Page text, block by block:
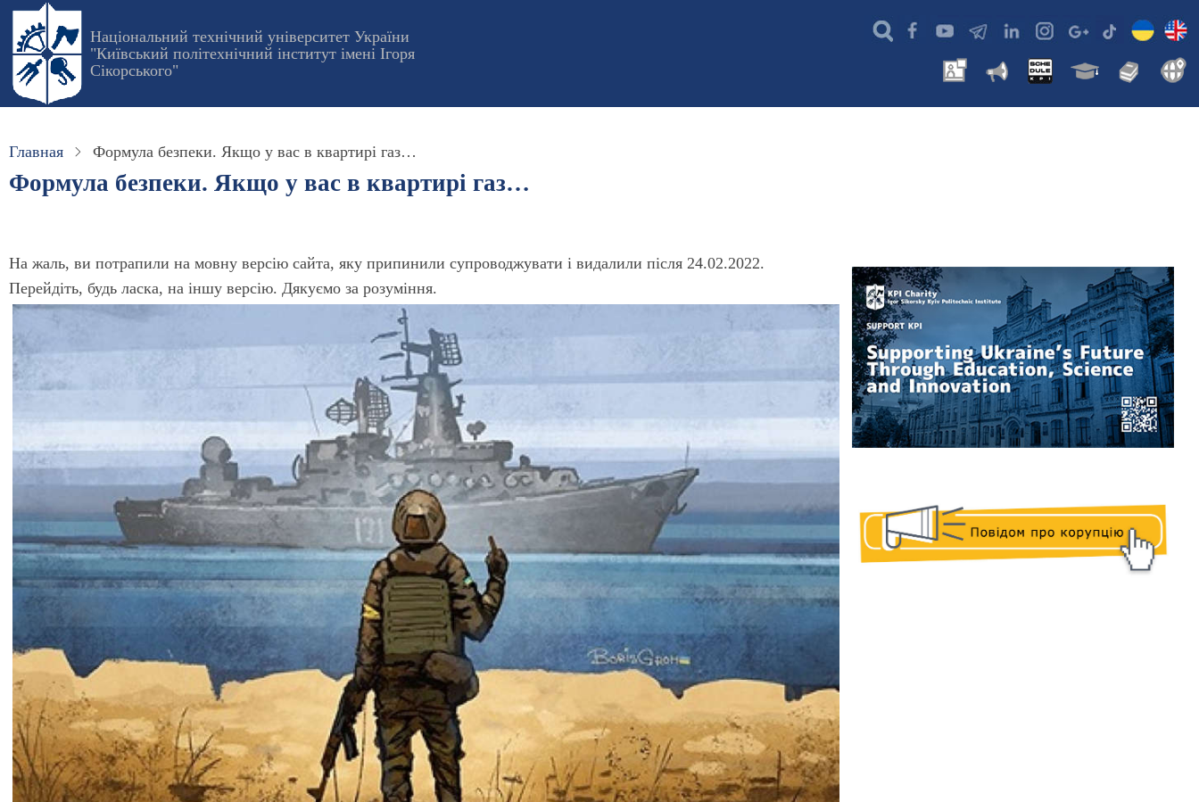
Перейти
основному
содержанию
Національний технічний університет України
"Київський політехнічний інститут імені Ігоря
Сікорського"
Главная Формула безпеки. Якщо у вас в квартирі газ…
Формула безпеки. Якщо у вас в квартирі газ…
На жаль, ви потрапили на мовну версію сайта, яку припинили супроводжувати і видалили після 24.02.2022.
Перейдіть, будь ласка, на іншу версію. Дякуємо за розуміння.